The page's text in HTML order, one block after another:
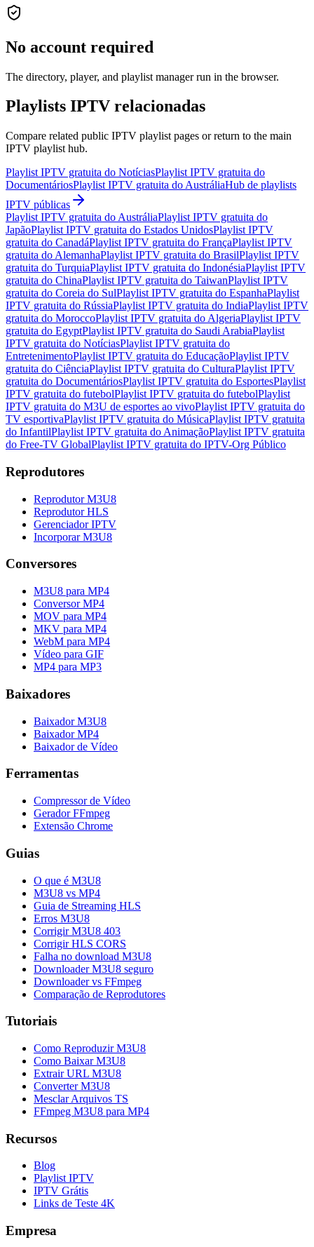
No account required
The directory, player, and playlist manager run in the browser.
Playlists IPTV relacionadas
Compare related public IPTV playlist pages or return to the main
IPTV playlist hub.
Playlist IPTV gratuita do NotíciasPlaylist IPTV gratuita do
DocumentáriosPlaylist IPTV gratuita do AustráliaHub de playlists
IPTV públicas
Playlist IPTV gratuita do AustráliaPlaylist IPTV gratuita do
JapãoPlaylist IPTV gratuita do Estados UnidosPlaylist IPTV
gratuita do CanadáPlaylist IPTV gratuita do FrançaPlaylist IPTV
gratuita do AlemanhaPlaylist IPTV gratuita do BrasilPlaylist IPTV
gratuita do TurquiaPlaylist IPTV gratuita do IndonésiaPlaylist IPTV
gratuita do ChinaPlaylist IPTV gratuita do TaiwanPlaylist IPTV
gratuita do Coreia do SulPlaylist IPTV gratuita do EspanhaPlaylist
IPTV gratuita do RússiaPlaylist IPTV gratuita do IndiaPlaylist IPTV
gratuita do MoroccoPlaylist IPTV gratuita do AlgeriaPlaylist IPTV
gratuita do EgyptPlaylist IPTV gratuita do Saudi ArabiaPlaylist
IPTV gratuita do NotíciasPlaylist IPTV gratuita do
EntretenimentoPlaylist IPTV gratuita do EducaçãoPlaylist IPTV
gratuita do CiênciaPlaylist IPTV gratuita do CulturaPlaylist IPTV
gratuita do DocumentáriosPlaylist IPTV gratuita do EsportesPlaylist
IPTV gratuita do futebolPlaylist IPTV gratuita do futebolPlaylist
IPTV gratuita do M3U de esportes ao vivoPlaylist IPTV gratuita do
TV esportivaPlaylist IPTV gratuita do MúsicaPlaylist IPTV gratuita
do InfantilPlaylist IPTV gratuita do AnimaçãoPlaylist IPTV gratuita
do Free-TV GlobalPlaylist IPTV gratuita do IPTV-Org Público
Reprodutores
Reprodutor M3U8
Reprodutor HLS
Gerenciador IPTV
Incorporar M3U8
Conversores
M3U8 para MP4
Conversor MP4
MOV para MP4
MKV para MP4
WebM para MP4
Vídeo para GIF
MP4 para MP3
Baixadores
Baixador M3U8
Baixador MP4
Baixador de Vídeo
Ferramentas
Compressor de Vídeo
Gerador FFmpeg
Extensão Chrome
Guias
O que é M3U8
M3U8 vs MP4
Guia de Streaming HLS
Erros M3U8
Corrigir M3U8 403
Corrigir HLS CORS
Falha no download M3U8
Downloader M3U8 seguro
Downloader vs FFmpeg
Comparação de Reprodutores
Tutoriais
Como Reproduzir M3U8
Como Baixar M3U8
Extrair URL M3U8
Converter M3U8
Mesclar Arquivos TS
FFmpeg M3U8 para MP4
Recursos
Blog
Playlist IPTV
IPTV Grátis
Links de Teste 4K
Empresa